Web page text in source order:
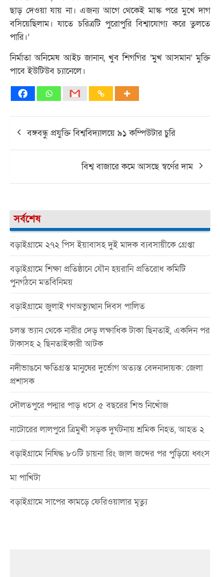
ছাড় দেওয়া যায় না। এজন্য আগে থেকেই মাস্ক পরে মুখে দাগ
বসিয়েছিলাম। যাতে চরিত্রটি পুরোপুরি বিশ্বাযোগ্য করে তুলতে
পারি।’
নির্মাতা অনিমেষ আইচ জানান, খুব শিগগির ‘মুখ আসমান’ মুক্তি
পাবে ইউটিউব চ্যানেলে।
navigation
বঙ্গবন্ধু প্রযুক্তি বিশ্ববিদ্যালয়ে ৯১ কম্পিউটার চুরি
বিশ্ব বাজারে কমে আসছে স্বর্ণের দাম
সর্বশেষ
বড়াইগ্রামে ২৭২ পিস ইয়াবাসহ দুই মাদক ব্যবসায়ীকে গ্রেপ্তা
বড়াইগ্রামে শিক্ষা প্রতিষ্ঠানে যৌন হয়রানি প্রতিরোধ কমিটি
পুনর্গঠনে মতবিনিময়
বড়াইগ্রামে জুলাই গণঅভ্যুত্থান দিবস পালিত
চলন্ত ভ্যান থেকে নারীর দেড় লক্ষাধিক টাকা ছিনতাই, একদিন পর
টাকাসহ ২ ছিনতাইকারী আটক
নদীভাঙনে ক্ষতিগ্রস্ত মানুষের দুর্ভোগ অত্যন্ত বেদনাদায়ক: জেলা
প্রশাসক
দৌলতপুরে পদ্মার পাড় ধসে ৫ বছরের শিশু নিখোঁজ
নাটোরের লালপুরে ত্রিমুখী সড়ক দুর্ঘটনায় শ্রমিক নিহত, আহত ২
বড়াইগ্রামে নিষিদ্ধ ৮০টি চায়না রিং জাল জব্দের পর পুড়িয়ে ধ্বংস
মা পাখিটা
বড়াইগ্রামে সাপের কামড়ে ফেরিওয়ালার মৃত্যু